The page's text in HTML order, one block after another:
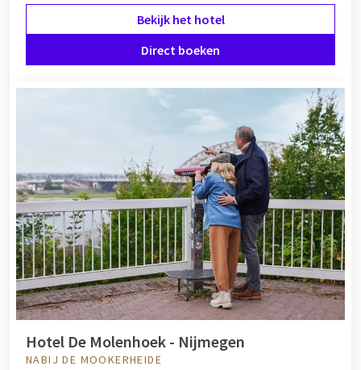
Bekijk het hotel
Direct boeken
Hotel De Molenhoek - Nijmegen
NABIJ DE MOOKERHEIDE